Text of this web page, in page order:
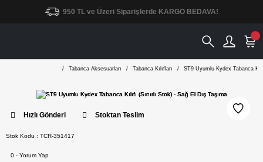
950 TL ve Üzeri Siparişlerde KARGO BEDAVA!
Tabanca Aksesuarları Tabanca Kılıfları ST9 Uyumlu Kydex Tabanca
Hızlı Gönderi Stoktan Teslim
Stok Kodu : TCR-351417
0 - Yorum Yap